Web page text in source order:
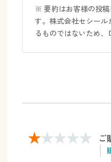
※ 要約はお客様の投
す。株式会社セシー
るものではないため、
ご